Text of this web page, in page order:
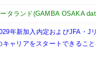
タランド(GAMBA OSAKA
年新加入内定およびJFA・
ャリアをスタートできること